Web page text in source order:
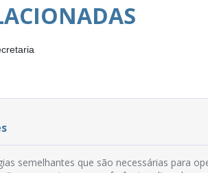
CEP:
semelhantes que são necessárias para